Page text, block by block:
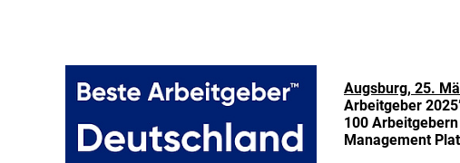
Augsburg, 25.
Arbeitgeber
100
Management